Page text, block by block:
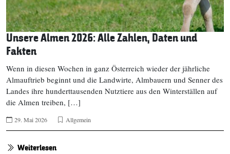
Unsere Almen 2026: Alle Zahlen, Daten und
Fakten
Wenn in diesen Wochen in ganz Österreich wieder der jährliche
Almauftrieb beginnt und die Landwirte, Almbauern und Senner des
Landes ihre hunderttausenden Nutztiere aus den Winterställen auf
die Almen treiben, […]
29. Mai 2026 Allgemein
Weiterlesen